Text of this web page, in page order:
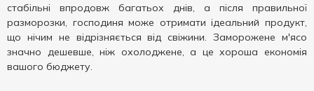
стабільні впродовж багатьох днів, а після правильної
разморозки, господиня може отримати ідеальний продукт,
що нічим не відрізняється від свіжини. Заморожене м'ясо
значно дешевше, ніж охолоджене, а це хороша економія
вашого бюджету.